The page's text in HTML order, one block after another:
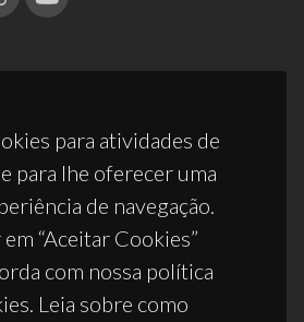
para atividades de
para lhe oferecer uma
de navegação.
“Aceitar Cookies”
com nossa política
Leia sobre como
Santiago